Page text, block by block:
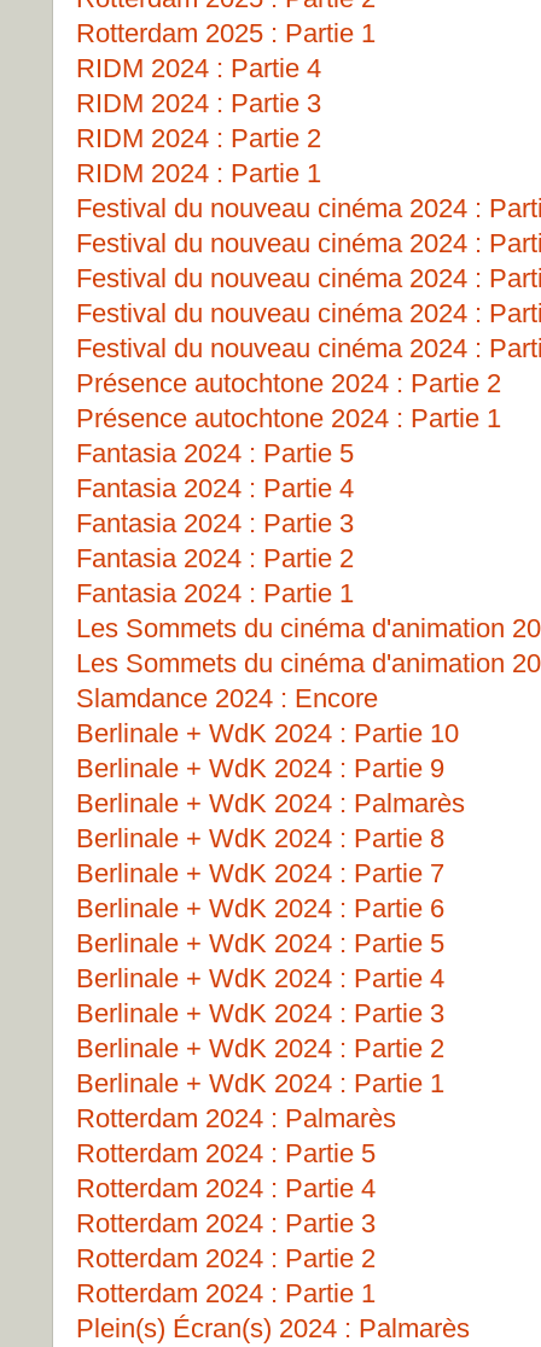
Rotterdam 2025 : Partie 1
RIDM 2024 : Partie 4
RIDM 2024 : Partie 3
RIDM 2024 : Partie 2
RIDM 2024 : Partie 1
Festival du nouveau cinéma 2024 :
Festival du nouveau cinéma 2024 :
Festival du nouveau cinéma 2024 :
Festival du nouveau cinéma 2024 :
Festival du nouveau cinéma 2024 :
Présence autochtone 2024 : Partie 2
Présence autochtone 2024 : Partie 1
Fantasia 2024 : Partie 5
Fantasia 2024 : Partie 4
Fantasia 2024 : Partie 3
Fantasia 2024 : Partie 2
Fantasia 2024 : Partie 1
Les Sommets du cinéma d'animation
Les Sommets du cinéma d'animation
Slamdance 2024 : Encore
Berlinale + WdK 2024 : Partie 10
Berlinale + WdK 2024 : Partie 9
Berlinale + WdK 2024 : Palmarès
Berlinale + WdK 2024 : Partie 8
Berlinale + WdK 2024 : Partie 7
Berlinale + WdK 2024 : Partie 6
Berlinale + WdK 2024 : Partie 5
Berlinale + WdK 2024 : Partie 4
Berlinale + WdK 2024 : Partie 3
Berlinale + WdK 2024 : Partie 2
Berlinale + WdK 2024 : Partie 1
Rotterdam 2024 : Palmarès
Rotterdam 2024 : Partie 5
Rotterdam 2024 : Partie 4
Rotterdam 2024 : Partie 3
Rotterdam 2024 : Partie 2
Rotterdam 2024 : Partie 1
Plein(s) Écran(s) 2024 : Palmarès